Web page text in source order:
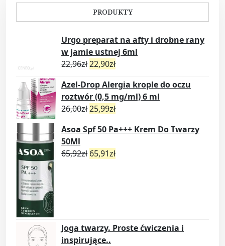
PRODUKTY
Urgo preparat na afty i drobne rany
w jamie ustnej 6ml
22,96zł22,90zł
Azel-Drop Alergia krople do oczu
roztwór (0,5 mg/ml) 6 ml
26,00zł25,99zł
Asoa Spf 50 Pa+++ Krem Do Twarzy
50Ml
65,92zł 65,91zł
Joga twarzy. Proste ćwiczenia i
inspirujące..